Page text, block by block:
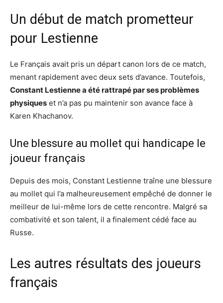
Un début de match prometteur
pour Lestienne
Le Français avait pris un départ canon lors de ce match,
menant rapidement avec deux sets d’avance. Toutefois,
Constant Lestienne a été rattrapé par ses problèmes
physiques et n’a pas pu maintenir son avance face à
Karen Khachanov.
Une blessure au mollet qui handicape le
joueur français
Depuis des mois, Constant Lestienne traîne une blessure
au mollet qui l’a malheureusement empêché de donner le
meilleur de lui-même lors de cette rencontre. Malgré sa
combativité et son talent, il a finalement cédé face au
Russe.
Les autres résultats des joueurs
français